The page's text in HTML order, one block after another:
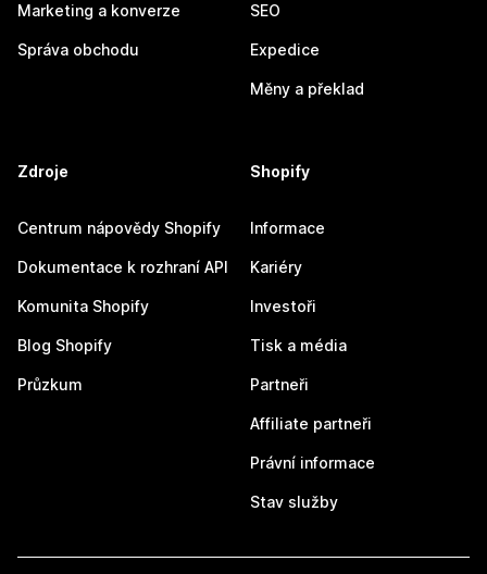
Marketing a konverze
Správa obchodu
SEO
Expedice
Měny a překlad
Zdroje
Centrum nápovědy Shopify
Dokumentace k rozhraní API
Komunita Shopify
Blog Shopify
Průzkum
Shopify
Informace
Kariéry
Investoři
Tisk a média
Partneři
Affiliate partneři
Právní informace
Stav služby